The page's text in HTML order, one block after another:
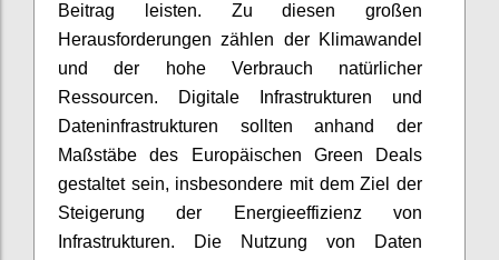
Beitrag leisten. Zu diesen großen
Herausforderungen zählen der Klimawandel
und der hohe Verbrauch natürlicher
Ressourcen. Digitale Infrastrukturen und
Dateninfrastrukturen sollten anhand der
Maßstäbe des Europäischen Green Deals
gestaltet sein, insbesondere mit dem Ziel der
Steigerung der Energieeffizienz von
Infrastrukturen. Die Nutzung von Daten